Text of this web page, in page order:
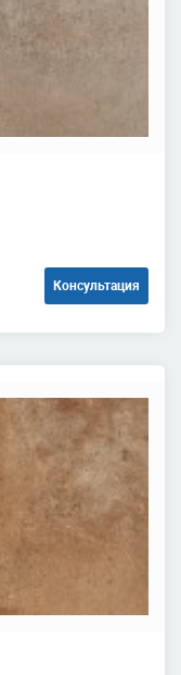
Консультация